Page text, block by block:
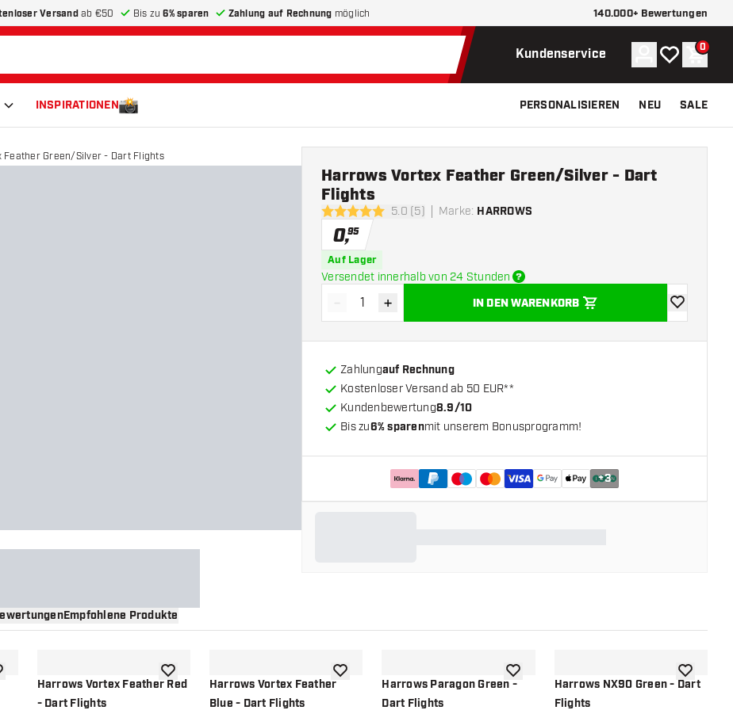
Versandab €50 Bis zu6% sparen Zahlung auf Rechnung möglich 140.000+ Bewertungen
Kundenservice Konto
Meine 0
INSPIRATIONEN PERSONALISIEREN NEU SALE
Feather Green/Silver - Dart Flights
5 Bewertungssterne
5.0 (5) Marke: HARROWS
Harrows Vortex Feather Green/Silver - Dart
Flights
0,95
Auf Lager
Versendet innerhalb von 24 Stunden
Menge verringern
- Menge erhöhen
+ IN DEN WARENKORB
Zur
Zahlungauf Rechnung
Kostenloser Versand ab 50 EUR**
Kundenbewertung8.9/10
Bis zu6% sparenmit unserem Bonusprogramm!
+3
Empfohlene Produkte
Wunschliste hinzufügen
Harrows Vortex Feather Red
- Dart Flights
Zur Wunschliste hinzufügen
Harrows Vortex Feather
Blue - Dart Flights
Zur Wunschliste hinzufügen
Harrows Paragon Green -
Dart Flights
Zur Wunschliste hinzufügen
Harrows NX90 Green - Dart
Flights
Zur